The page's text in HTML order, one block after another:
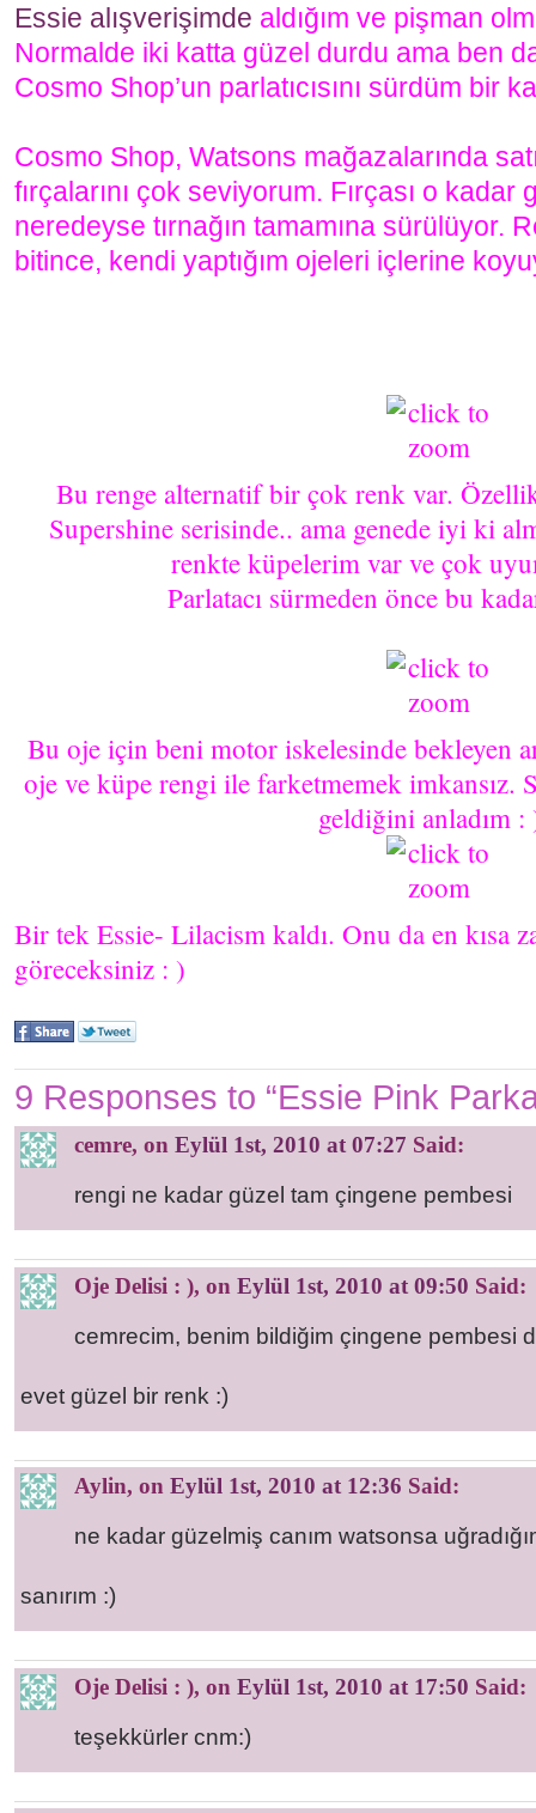
Essie alışverişimde aldığım ve pişman
Normalde iki katta güzel durdu ama ben
Cosmo Shop’un parlatıcısını sürdüm bir
Cosmo Shop, Watsons mağazalarında
fırçalarını çok seviyorum. Fırçası o
neredeyse tırnağın tamamına sürülüyor.
bitince, kendi yaptığım ojeleri içlerine
Bu renge alternatif bir çok renk var.
Supershine serisinde.. ama genede iyi ki
renkte küpelerim var ve çok
Parlatacı sürmeden önce bu
Bu oje için beni motor iskelesinde bekleyen
oje ve küpe rengi ile farketmemek
geldiğini anladım :
Bir tek Essie- Lilacism kaldı. Onu da en kısa
göreceksiniz : )
9 Responses to “Essie Pink
cemre, on Eylül 1st, 2010 at 07:27 Said:
rengi ne kadar güzel tam çingene pembesi
Oje Delisi : ), on Eylül 1st, 2010 at 09:50 Said:
cemrecim, benim bildiğim çingene pembesi
evet güzel bir renk :)
Aylin, on Eylül 1st, 2010 at 12:36 Said:
ne kadar güzelmiş canım watsonsa
sanırım :)
Oje Delisi : ), on Eylül 1st, 2010 at 17:50 Said:
teşekkürler cnm:)